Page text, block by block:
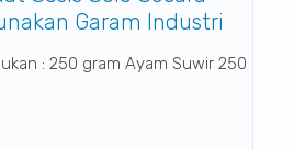
Garam Industri
: 250 gram Ayam Suwir 250